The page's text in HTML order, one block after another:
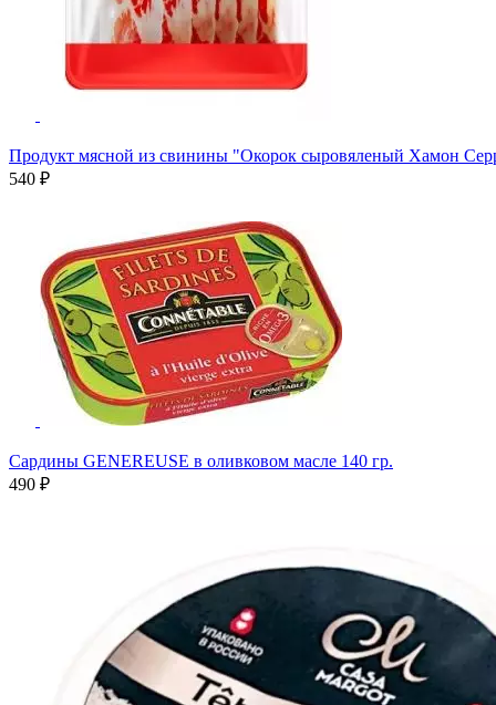
Продукт мясной из свинины "Окорок сыровяленый Хамон
540 ₽
Сардины GENEREUSE в оливковом масле 140 гр.
490 ₽